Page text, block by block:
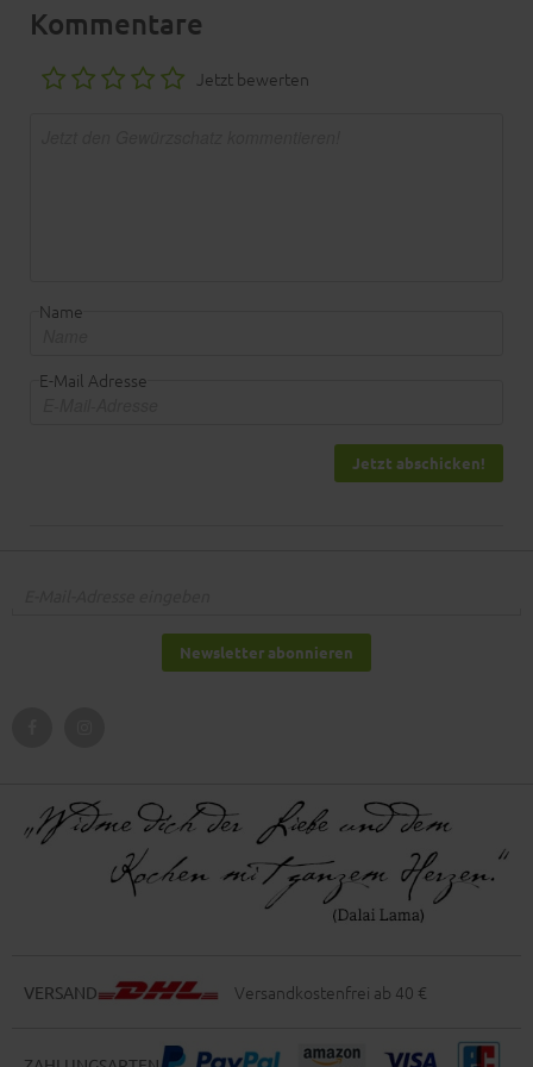
Kommentare
Jetzt bewerten
Name
E-Mail Adresse
Jetzt abschicken!
Newsletter abonnieren
VERSAND Versandkostenfrei ab 40 €